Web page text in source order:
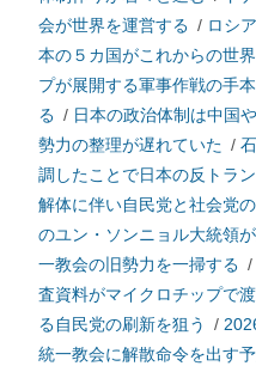
会が世界を運営する / ロシ
本の５カ国がこれからの世
プが展開する軍事作戦の手
る / 日本の政治体制は中国
勢力の整理が遅れていた /
調したことで日本の反トラ
解体に伴い自民党と社会党
のユン・ソンニョル大統領
一教会の旧勢力を一掃する /
査資料がマイクロチップで
る自民党の刷新を狙う
/
統一教会に解散命令を出す